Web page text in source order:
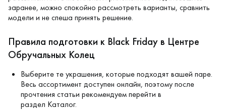
заранее, можно спокойно рассмотреть варианты, сравнить
модели и не спеша принять решение.
Правила подготовки к Black Friday в Центре
Обручальных Колец
Выберите те украшения, которые подходят вашей паре.
Весь ассортимент доступен онлайн, поэтому после
прочтения статьи рекомендуем перейти в
раздел Каталог.